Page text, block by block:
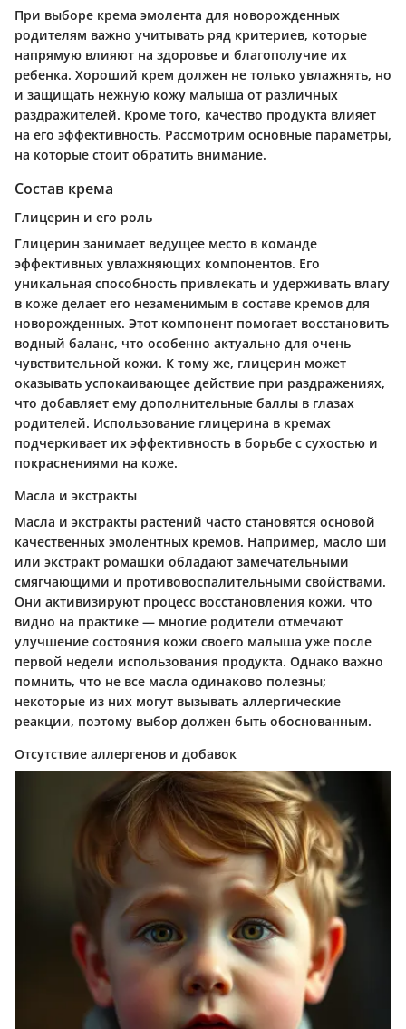
При выборе крема эмолента для новорожденных
родителям важно учитывать ряд критериев, которые
напрямую влияют на здоровье и благополучие их
ребенка. Хороший крем должен не только увлажнять, но
и защищать нежную кожу малыша от различных
раздражителей. Кроме того, качество продукта влияет
на его эффективность. Рассмотрим основные параметры,
на которые стоит обратить внимание.
Состав крема
Глицерин и его роль
Глицерин занимает ведущее место в команде
эффективных увлажняющих компонентов. Его
уникальная способность привлекать и удерживать влагу
в коже делает его незаменимым в составе кремов для
новорожденных. Этот компонент помогает восстановить
водный баланс, что особенно актуально для очень
чувствительной кожи. К тому же, глицерин может
оказывать успокаивающее действие при раздражениях,
что добавляет ему дополнительные баллы в глазах
родителей. Использование глицерина в кремах
подчеркивает их эффективность в борьбе с сухостью и
покраснениями на коже.
Масла и экстракты
Масла и экстракты растений часто становятся основой
качественных эмолентных кремов. Например, масло ши
или экстракт ромашки обладают замечательными
смягчающими и противовоспалительными свойствами.
Они активизируют процесс восстановления кожи, что
видно на практике — многие родители отмечают
улучшение состояния кожи своего малыша уже после
первой недели использования продукта. Однако важно
помнить, что не все масла одинаково полезны;
некоторые из них могут вызывать аллергические
реакции, поэтому выбор должен быть обоснованным.
Отсутствие аллергенов и добавок